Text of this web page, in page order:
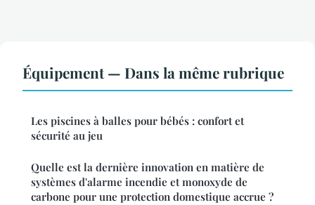
Équipement — Dans la même rubrique
Les piscines à balles pour bébés : confort et
sécurité au jeu
Quelle est la dernière innovation en matière de
systèmes d'alarme incendie et monoxyde de
carbone pour une protection domestique accrue ?